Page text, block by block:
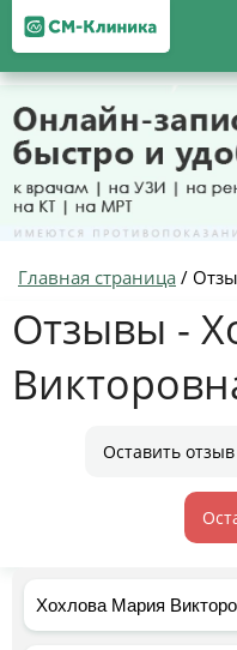
Главная страница /
Отзывы -
Оставить